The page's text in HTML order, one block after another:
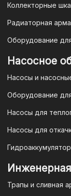
быть
в
монтажа,
Коллекторные
Радиаторная
Оборудование
Насосное
Насосы и
Оборудование
Насосы для
Насосы для
Трапы и сливная